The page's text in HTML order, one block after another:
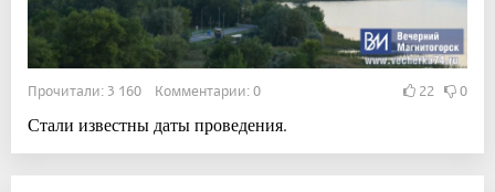
Прочитали: 3 160 Комментарии: 0 22 0
Стали известны даты проведения.